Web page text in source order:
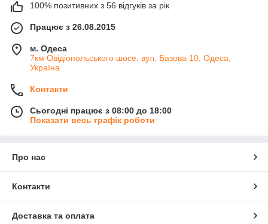
100% позитивних з 56 відгуків за рік
Працює з 26.08.2015
м. Одеса
7км Овідіопольського шосе, вул. Базова 10, Одеса,
Україна
Контакти
Сьогодні працює з 08:00 до 18:00
Показати весь графік роботи
Про нас
Контакти
Доставка та оплата